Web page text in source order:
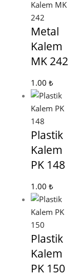
Metal
Kalem
MK 242
1.00 ₺
Plastik
Kalem
PK 148
1.00 ₺
Plastik
Kalem
PK 150